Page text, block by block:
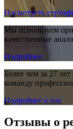
Посмотреть
Мы используем
качественные
Подробнее
Более чем за 27
команду
Подробнее о нас
Отзывы о